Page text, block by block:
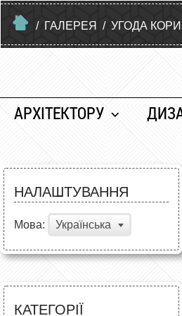
/ ГАЛЕРЕЯ / УГОДА
АРХІТЕКТОРУ
НАЛАШТУВАННЯ
Мова: Українська
КАТЕГОРІЇ